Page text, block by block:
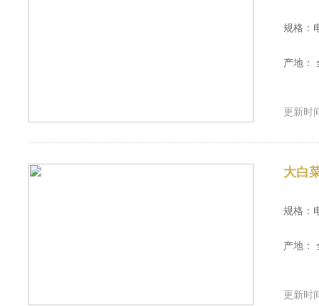
规格：
产地：
更新时
大白
规格：
产地：
更新时